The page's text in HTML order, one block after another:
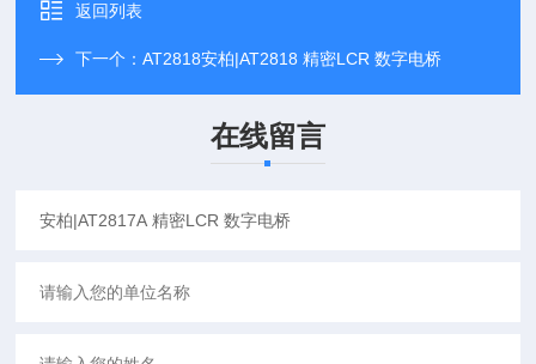
返回列表
下一个：AT2818安柏|AT2818 精密LCR 数字电桥
在线留言